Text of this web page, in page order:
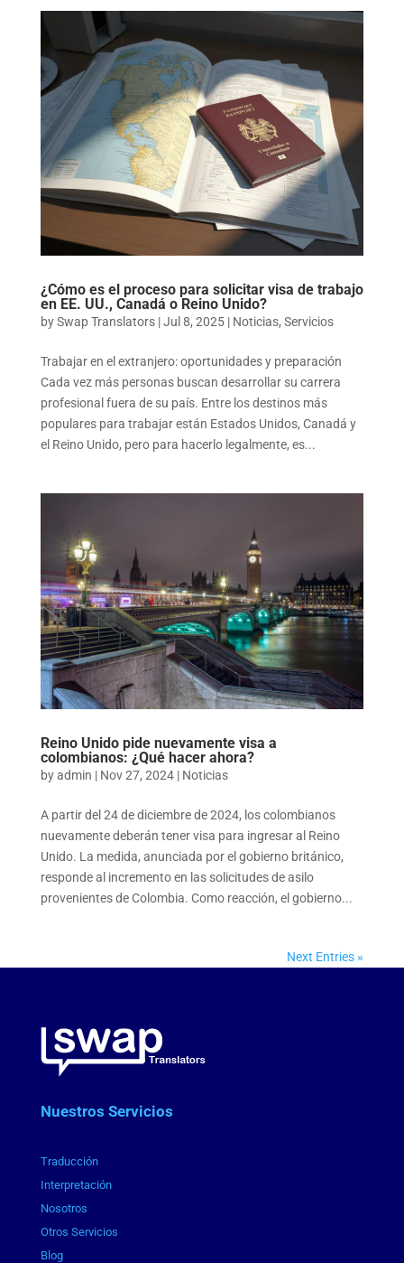
¿Cómo es el proceso para solicitar visa de trabajo
en EE. UU., Canadá o Reino Unido?
bySwap Translators|Jul 8, 2025| Noticias, Servicios
Trabajar en el extranjero: oportunidades y preparación
Cada vez más personas buscan desarrollar su carrera
profesional fuera de su país. Entre los destinos más
populares para trabajar están Estados Unidos, Canadá y
el Reino Unido, pero para hacerlo legalmente, es...
Reino Unido pide nuevamente visa a
colombianos: ¿Qué hacer ahora?
byadmin | Nov 27, 2024| Noticias
A partir del 24 de diciembre de 2024, los colombianos
nuevamente deberán tener visa para ingresar al Reino
Unido. La medida, anunciada por el gobierno británico,
responde al incremento en las solicitudes de asilo
provenientes de Colombia. Como reacción, el gobierno...
Next Entries »
Nuestros Servicios
Traducción
Interpretación
Nosotros
Otros Servicios
Blog